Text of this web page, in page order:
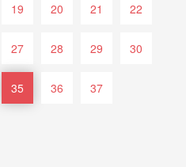
19 20 21 22
27 28 29 30
35 36 37